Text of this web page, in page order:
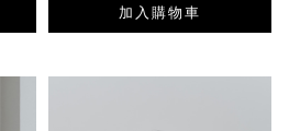
加入購物車